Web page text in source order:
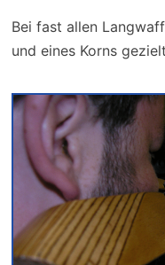
Bei fast allen
und eines Korns